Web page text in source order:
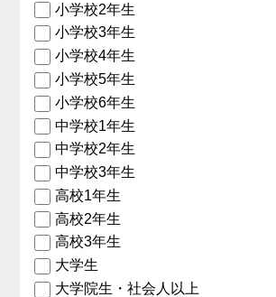
小学校2年生
小学校3年生
小学校4年生
小学校5年生
小学校6年生
中学校1年生
中学校2年生
中学校3年生
高校1年生
高校2年生
高校3年生
大学生
大学院生・社会人以上